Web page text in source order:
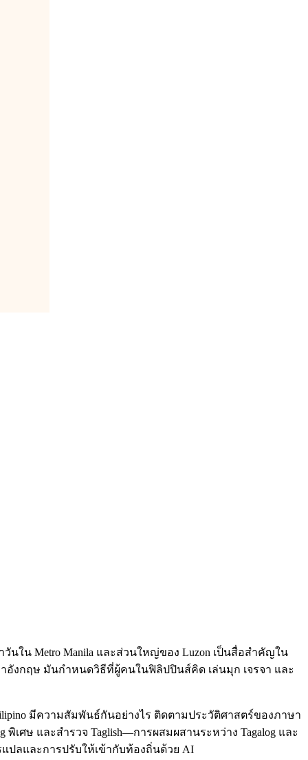
ใน Metro Manila และส่วนใหญ่ของ Luzon เป็นสื่อสำคัญใน
งกฤษ มันกำหนดวิธีที่ผู้คนในฟิลิปปินส์คิด เล่นมุก เจรจา และ
มีความสัมพันธ์กันอย่างไร ติดตามประวัติศาสตร์ของภาษา
ศษ และสำรวจ Taglish—การผสมผสานระหว่าง Tagalog และ
ปลและการปรับให้เข้ากับท้องถิ่นด้วย AI